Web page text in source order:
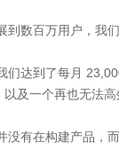
到数百万用户，我
们达到了每月
及一个再也无法
没有在构建产品，